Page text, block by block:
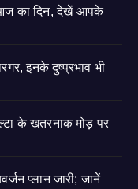
आज का दिन, देखें आपके
इनके दुष्प्रभाव भी
के खतरनाक मोड़ पर
प्लान जारी; जानें